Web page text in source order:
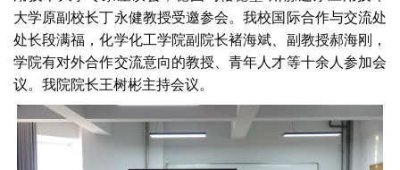
大学原副校长丁永健教授受邀参会。我校国际合作与交流处
处长段满福，化学化工学院副院长褚海斌、副教授郝海刚，
学院有对外合作交流意向的教授、青年人才等十余人参加会
议。我院院长王树彬主持会议。